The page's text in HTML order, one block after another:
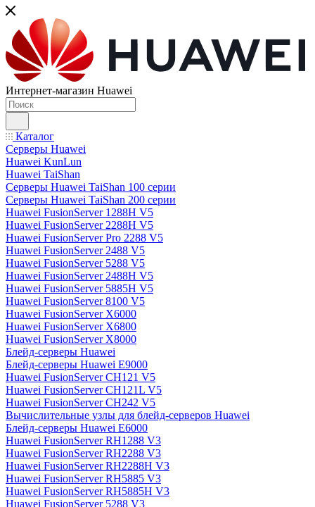
Интернет-магазин Huawei
Каталог
Серверы Huawei
Huawei KunLun
Huawei TaiShan
Серверы Huawei TaiShan 100 серии
Серверы Huawei TaiShan 200 серии
Huawei FusionServer 1288H V5
Huawei FusionServer 2288H V5
Huawei FusionServer Pro 2288 V5
Huawei FusionServer 2488 V5
Huawei FusionServer 5288 V5
Huawei FusionServer 2488H V5
Huawei FusionServer 5885H V5
Huawei FusionServer 8100 V5
Huawei FusionServer X6000
Huawei FusionServer X6800
Huawei FusionServer X8000
Блейд-серверы Huawei
Блейд-серверы Huawei E9000
Huawei FusionServer CH121 V5
Huawei FusionServer CH121L V5
Huawei FusionServer CH242 V5
Вычислительные узлы для блейд-серверов Huawei
Блейд-серверы Huawei E6000
Huawei FusionServer RH1288 V3
Huawei FusionServer RH2288 V3
Huawei FusionServer RH2288H V3
Huawei FusionServer RH5885 V3
Huawei FusionServer RH5885H V3
Huawei FusionServer 5288 V3